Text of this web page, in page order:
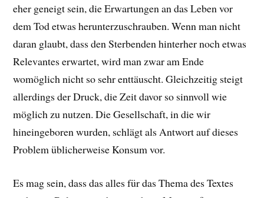
eher geneigt sein, die Erwartungen an das Leben vor
dem Tod etwas herunterzuschrauben. Wenn man nicht
daran glaubt, dass den Sterbenden hinterher noch etwas
Relevantes erwartet, wird man zwar am Ende
womöglich nicht so sehr enttäuscht. Gleichzeitig steigt
allerdings der Druck, die Zeit davor so sinnvoll wie
möglich zu nutzen. Die Gesellschaft, in die wir
hineingeboren wurden, schlägt als Antwort auf dieses
Problem üblicherweise Konsum vor.
Es mag sein, dass das alles für das Thema des Textes